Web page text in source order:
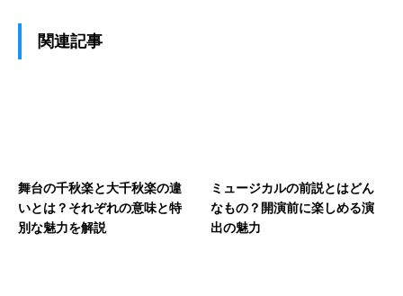
関連記事
舞台の千秋楽と大千秋楽の違
いとは？それぞれの意味と特
別な魅力を解説
ミュージカルの前説とはどん
なもの？開演前に楽しめる演
出の魅力